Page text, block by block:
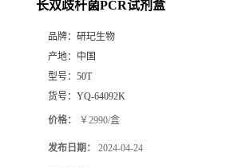
长双歧杆菌PCR试剂盒
品牌： 研玘生物
产地： 中国
型号： 50T
货号： YQ-64092K
价格： ￥2990/盒
发布日期： 2024-04-24